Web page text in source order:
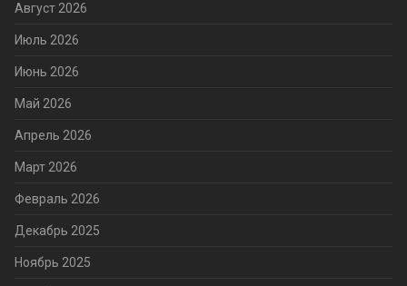
Август 2026
Июль 2026
Июнь 2026
Май 2026
Апрель 2026
Март 2026
Февраль 2026
Декабрь 2025
Ноябрь 2025